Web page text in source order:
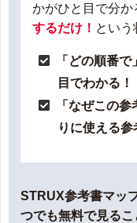
かがひと目で分か
するだけ！ という
「どの順番
目でわかる！
「なぜこの
りに使える
STRUX参考書マッ
つでも無料で見るこ